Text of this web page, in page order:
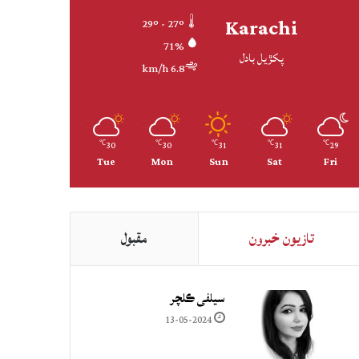
Karachi
پکڙيل بادل
71%
6.8 km/h
29
℃
Fri
31
℃
Sat
31
℃
Sun
30
℃
Mon
30
℃
Tue
تازيون خبرون مقبول
سيلفي ڪلچر
13-05-2024